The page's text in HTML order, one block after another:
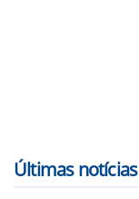
Últimas notícias